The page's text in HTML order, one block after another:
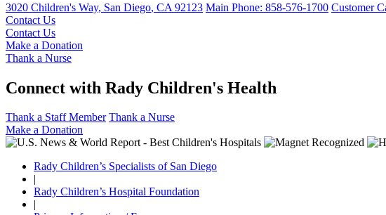
3020 Children's Way, San Diego, CA 92123 Main Phone: 858-576-1700 Customer
Contact Us
Contact Us
Make a Donation
Thank a Nurse
Connect with Rady Children's Health
Thank a Staff Member Thank a Nurse
Make a Donation
Rady Children’s Specialists of San Diego
Rady Children’s Hospital Foundation